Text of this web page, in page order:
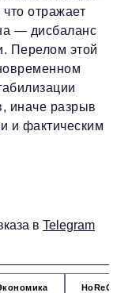
отражает
— дисбаланс
Перелом этой
иначе разрыв
и фактическим
в Telegram
HoReCa